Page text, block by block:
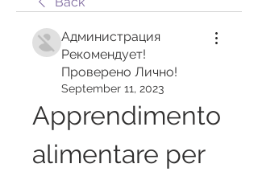
Администрация
Рекомендует!
Проверено Лично!
September 11, 2023
Apprendimento
alimentare per